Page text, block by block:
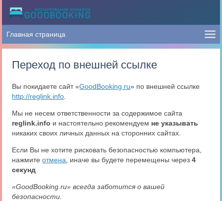
Переход по внешней ссылке
Вы покидаете сайт «GoodBooking.ru» по внешней ссылке
http://reglink.info
Мы не несем ответственности за содержимое сайта
reglink.info и настоятельно рекомендуем не указывать
никаких своих личных данных на сторонних сайтах.
Если Вы не хотите рисковать безопасностью компьютера,
нажмитеотмена , иначе вы будете перемещены через4
секунд
«GoodBooking.ru» всегда заботится о вашей
безопасности.